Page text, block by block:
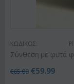
ΚΩΔΙΚΟΣ:
Σύνθεση με φυτά
€65.00 €59.99